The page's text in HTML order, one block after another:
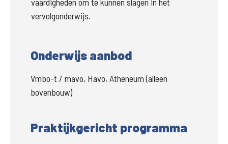
vervolgonderwijs.
Onderwijs aanbod
Vmbo-t / mavo, Havo, Atheneum (alleen
bovenbouw)
Praktijkgericht programma